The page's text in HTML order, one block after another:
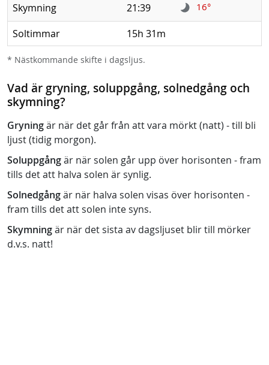
Skymning 21:39 16°
Soltimmar 15h 31m
* Nästkommande skifte i dagsljus.
Vad är gryning, soluppgång, solnedgång och
skymning?
Gryningär när det går från att vara mörkt (natt) - till bli
ljust (tidig morgon).
Soluppgångär när solen går upp över horisonten - fram
tills det att halva solen är synlig.
Solnedgångär när halva solen visas över horisonten -
fram tills det att solen inte syns.
Skymningär när det sista av dagsljuset blir till mörker
d.v.s. natt!